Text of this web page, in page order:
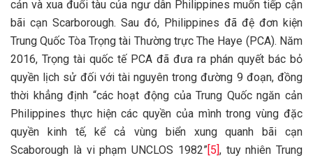
cản và xua đuổi tàu của ngư dân Philippines muốn tiếp cận
bãi cạn Scarborough. Sau đó, Philippines đã đệ đơn kiện
Trung Quốc Tòa Trọng tài Thường trực The Haye (PCA). Năm
2016, Trọng tài quốc tế PCA đã đưa ra phán quyết bác bỏ
quyền lịch sử đối với tài nguyên trong đường 9 đoạn, đồng
thời khẳng định “các hoạt động của Trung Quốc ngăn cản
Philippines thực hiện các quyền của mình trong vùng đặc
quyền kinh tế, kể cả vùng biển xung quanh bãi cạn
Scaborough là vi phạm UNCLOS 1982”[5] , tuy nhiên Trung